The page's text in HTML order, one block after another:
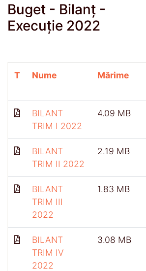
Buget - Bilanț -
Execuție 2022
T Nume Mărime
BILANT
TRIM I 2022
4.09 MB
BILANT
TRIM II 2022
2.19 MB
BILANT
TRIM III
2022
1.83 MB
BILANT
TRIM IV
2022
3.08 MB